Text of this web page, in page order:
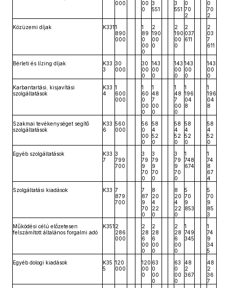
000
00
0
3
551
3
551
0
70
2
0
70
2
Közüzemi díjak
K3311
890
000
1
89
0
00
0
2
190
00
0
2
190
00
0
2
037
611
2
03
7
611
Bérleti és lízing díjak
K33
3
30
000
30
00
0
143
00
0
143
00
0
143
00
0
143
00
0
Karbantartási, kisjavítási
szolgáltatások
K33
4
1
600
000
1
60
0
00
0
1
48
7
00
0
1
48
7
00
0
1
196
04
8
1
196
04
8
Szakmai tevékenységet segítő
szolgáltatások
K33
6
560
000
56
0
00
0
58
4
52
0
58
4
52
0
58
4
52
0
58
4
52
0
Egyéb szolgáltatások
K33
7
3
799
700
3
79
9
70
0
3
79
9
70
0
3
79
9
70
0
1
748
674
1
74
8
67
4
Szolgáltatási kiadások
K33 7
879
700
7
87
9
70
0
8
20
4
22
0
8
20
4
22
0
5
70
9
853
5
70
9
85
3
Működési célú előzetesen
felszámított általános forgalmi adó
K351 2
286
000
2
28
6
00
0
2
28
6
00
0
2
28
6
00
0
1
749
345
1
74
9
34
5
Egyéb dologi kiadások
K35
5
120
000
120
00
0
63
0
00
0
63
0
00
0
48
2
367
48
2
36
7